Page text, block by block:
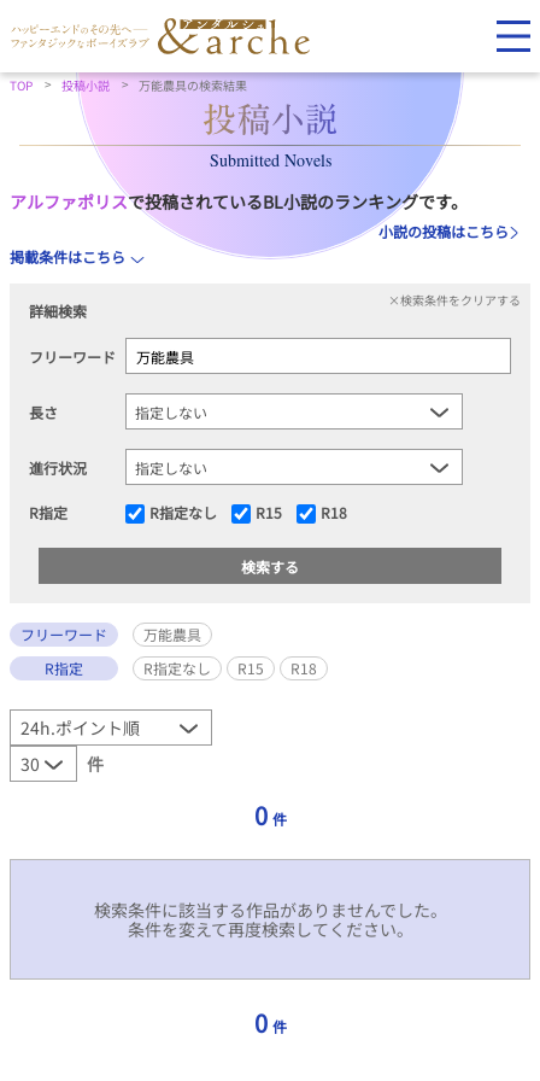
TOP 投稿小説 万能農具の検索結果
Submitted Novels
アルファポリスで投稿されているBL小説のランキングです。
小説の投稿はこちら
掲載条件はこちら
詳細検索
×検索条件をクリアする
フリーワード
長さ
進行状況
R指定 R指定なし R15 R18
フリーワード
万能農具
R指定
R指定なし R15 R18
件
0 件
検索条件に該当する作品がありませんでした。
条件を変えて再度検索してください。
0 件